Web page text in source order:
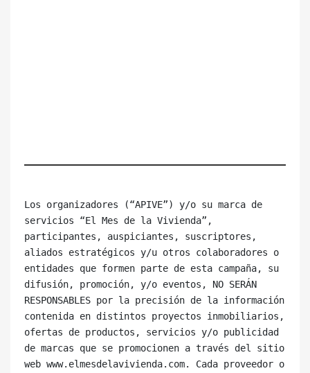
Los organizadores (“APIVE”) y/o su marca de
servicios “El Mes de la Vivienda”,
participantes, auspiciantes, suscriptores,
aliados estratégicos y/u otros colaboradores o
entidades que formen parte de esta campaña, su
difusión, promoción, y/o eventos, NO SERÁN
RESPONSABLES por la precisión de la información
contenida en distintos proyectos inmobiliarios,
ofertas de productos, servicios y/o publicidad
de marcas que se promocionen a través del sitio
web www.elmesdelavivienda.com. Cada proveedor o